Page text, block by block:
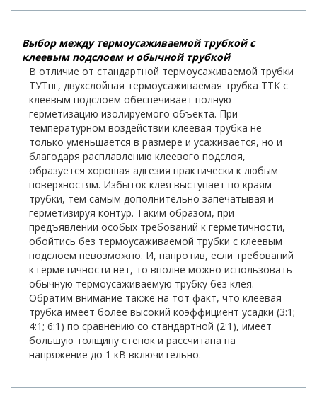
Выбор между термоусаживаемой трубкой с
клеевым подслоем и обычной трубкой
В отличие от стандартной термоусаживаемой трубки
ТУТнг, двухслойная термоусаживаемая трубка ТТК с
клеевым подслоем обеспечивает полную
герметизацию изолируемого объекта. При
температурном воздействии клеевая трубка не
только уменьшается в размере и усаживается, но и
благодаря расплавлению клеевого подслоя,
образуется хорошая адгезия практически к любым
поверхностям. Избыток клея выступает по краям
трубки, тем самым дополнительно запечатывая и
герметизируя контур. Таким образом, при
предъявлении особых требований к герметичности,
обойтись без термоусаживаемой трубки с клеевым
подслоем невозможно. И, напротив, если требований
к герметичности нет, то вполне можно использовать
обычную термоусаживаемую трубку без клея.
Обратим внимание также на тот факт, что клеевая
трубка имеет более высокий коэффициент усадки (3:1;
4:1; 6:1) по сравнению со стандартной (2:1), имеет
большую толщину стенок и рассчитана на
напряжение до 1 кВ включительно.